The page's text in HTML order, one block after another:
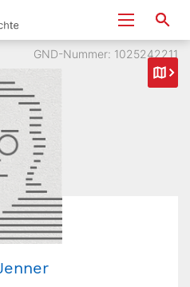
GND-Nummer: 1025242211